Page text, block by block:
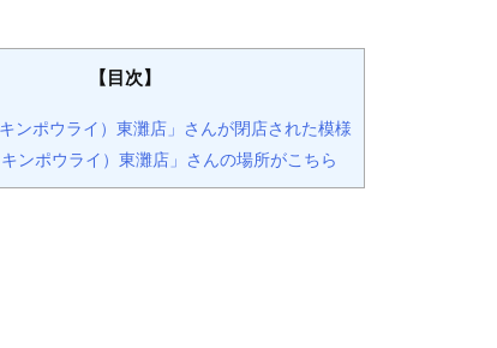
【目次】
ンポウライ）東灘店」さんが閉店された模様
キンポウライ）東灘店」さんの場所がこちら